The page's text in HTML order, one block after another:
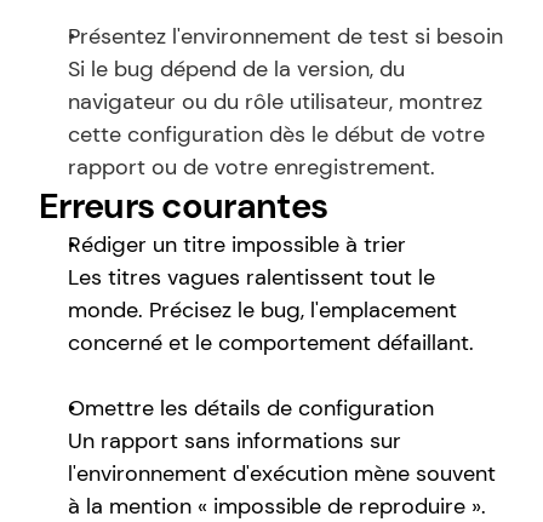
Présentez l'environnement de test si besoin
Si le bug dépend de la version, du
navigateur ou du rôle utilisateur, montrez
cette configuration dès le début de votre
rapport ou de votre enregistrement.
Erreurs courantes
Rédiger un titre impossible à trier
Les titres vagues ralentissent tout le
monde. Précisez le bug, l'emplacement
concerné et le comportement défaillant.
Omettre les détails de configuration
Un rapport sans informations sur
l'environnement d'exécution mène souvent
à la mention « impossible de reproduire ».